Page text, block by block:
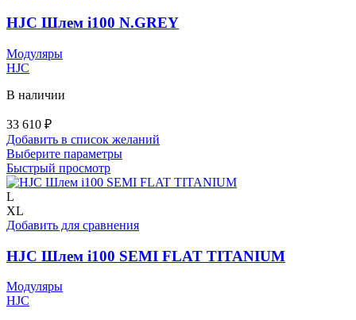
можно
выбрать
HJC Шлем i100 N.GREY
Модуляры
HJC
В наличии
33 610 ₽
Добавить в список желаний
Выберите параметрыЭтот
имеет
Опции
выбрать
на
Быстрый просмотр
L
XL
Добавить для сравнения
HJC Шлем i100 SEMI FLAT TITANIUM
Модуляры
HJC